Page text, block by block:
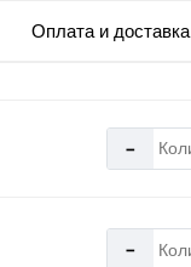
Оплата и доставка
-
-